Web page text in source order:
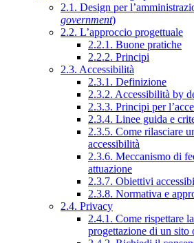
2.1. Design per
government)
2.2. L’approccio progettuale
2.2.1. Buone pratiche
2.2.2. Principi
2.3. Accessibilità
2.3.1. Definizione
2.3.2. Accessibilità by
2.3.3. Principi per
2.3.4. Linee guida e
2.3.5. Come rilasciare
accessibilità
2.3.6. Meccanismo di
attuazione
2.3.7. Obiettivi
2.3.8. Normativa e
2.4. Privacy
2.4.1. Come rispettare
progettazione di un sito